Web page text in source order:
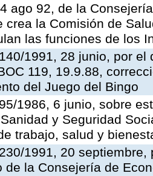
ago 92, de la
crea la Comisión de
las funciones de los
1991, 28 junio, por
119, 19.9.88,
del Juego del Bingo
1986, 6 junio, sobre
y Seguridad
trabajo, salud y
1991, 20
de la Consejería de